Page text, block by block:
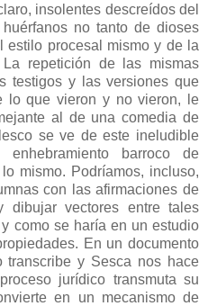
insolentes descreídos del
no tanto de dioses
estilo procesal mismo y de la
repetición de las mismas
testigos y las versiones que
lo que vieron y no vieron, le
al de una comedia de
se ve de este ineludible
barroco de
mismo. Podríamos, incluso,
con las afirmaciones de
vectores entre tales
como se haría en un estudio
En un documento
transcribe y Sesca nos hace
jurídico transmuta su
en un mecanismo de